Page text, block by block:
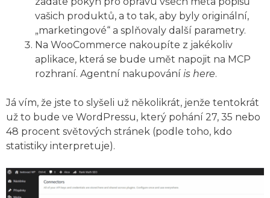
vašich produktů, a to tak, aby byly originální,
„marketingové“ a splňovaly další parametry.
Na WooCommerce nakoupíte z jakékoliv
aplikace, která se bude umět napojit na MCP
rozhraní. Agentní nakupování is here.
Já vím, že jste to slyšeli už několikrát, jenže tentokrát
už to bude ve WordPressu, který pohání 27, 35 nebo
48 procent světových stránek (podle toho, kdo
statistiky interpretuje).